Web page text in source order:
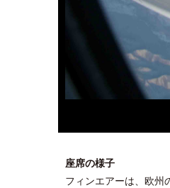
座席の様子
フィンエアーは、欧州